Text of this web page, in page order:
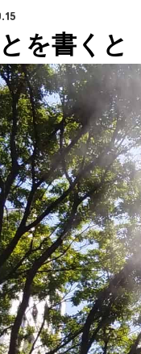
を書くと